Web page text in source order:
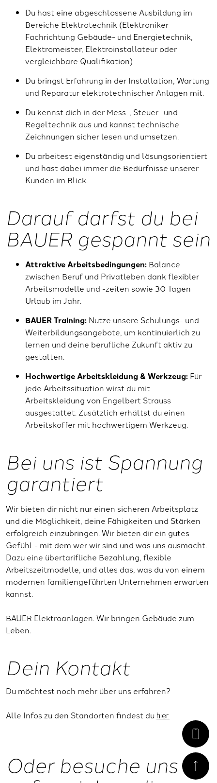
Du hast eine abgeschlossene Ausbildung im
Bereiche Elektrotechnik (Elektroniker
Fachrichtung Gebäude- und Energietechnik,
Elektromeister, Elektroinstallateur oder
vergleichbare Qualifikation)
Du bringst Erfahrung in der Installation, Wartung
und Reparatur elektrotechnischer Anlagen mit.
Du kennst dich in der Mess-, Steuer- und
Regeltechnik aus und kannst technische
Zeichnungen sicher lesen und umsetzen.
Du arbeitest eigenständig und lösungsorientiert
und hast dabei immer die Bedürfnisse unserer
Kunden im Blick.
Darauf darfst du bei
BAUER gespannt sein
Attraktive Arbeitsbedingungen: Balance
zwischen Beruf und Privatleben dank flexibler
Arbeitsmodelle und -zeiten sowie 30 Tagen
Urlaub im Jahr.
BAUER Training: Nutze unsere Schulungs- und
Weiterbildungsangebote, um kontinuierlich zu
lernen und deine berufliche Zukunft aktiv zu
gestalten.
Hochwertige Arbeitskleidung & Werkzeug: Für
jede Arbeitssituation wirst du mit
Arbeitskleidung von Engelbert Strauss
ausgestattet. Zusätzlich erhältst du einen
Arbeitskoffer mit hochwertigem Werkzeug.
Bei uns ist Spannung
garantiert
Wir bieten dir nicht nur einen sicheren Arbeitsplatz
und die Möglichkeit, deine Fähigkeiten und Stärken
erfolgreich einzubringen. Wir bieten dir ein gutes
Gefühl - mit dem wer wir sind und was uns ausmacht.
Dazu eine übertarifliche Bezahlung, flexible
Arbeitszeitmodelle, und alles das, was du von einem
modernen familiengeführten Unternehmen erwarten
kannst.
BAUER Elektroanlagen. Wir bringen Gebäude zum
Leben.
Dein Kontakt
Du möchtest noch mehr über uns erfahren?
Alle Infos zu den Standorten findest du hier.
Oder besuche uns